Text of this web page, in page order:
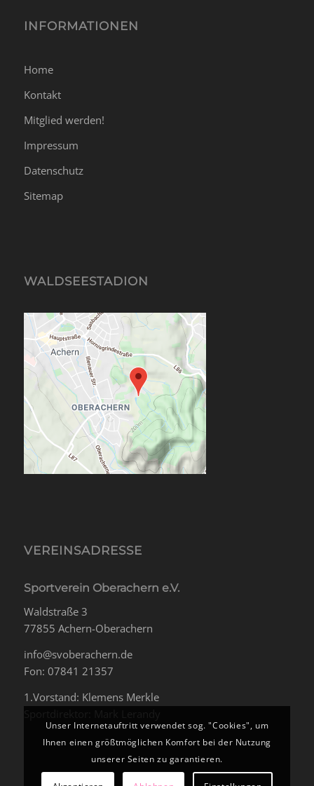
INFORMATIONEN
Home
Kontakt
Mitglied werden!
Impressum
Datenschutz
Sitemap
WALDSEESTADION
VEREINSADRESSE
Sportverein Oberachern e.V.
Waldstraße 3
77855 Achern-Oberachern
info@svoberachern.de
Fon: 07841 21357
1.Vorstand: Klemens Merkle
Unser Internetauftritt verwendet sog. "Cookies", um
Ihnen einen größtmöglichen Komfort bei der Nutzung
unserer Seiten zu garantieren.